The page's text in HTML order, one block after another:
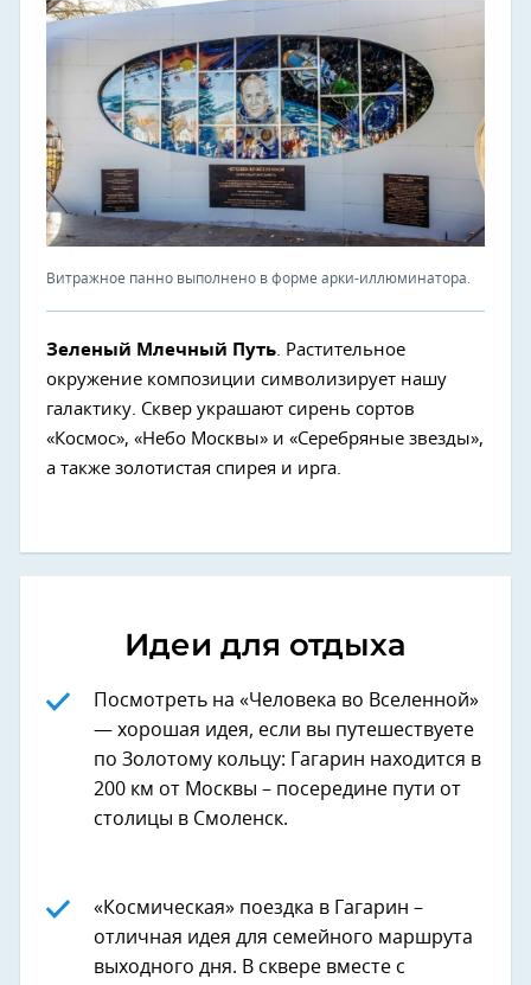
Витражное панно выполнено в форме арки-иллюминатора.
Зеленый Млечный Путь . Растительное
окружение композиции символизирует нашу
галактику. Сквер украшают сирень сортов
«Космос», «Небо Москвы» и «Серебряные звезды»,
а также золотистая спирея и ирга.
Идеи для отдыха
Посмотреть на «Человека во Вселенной»
— хорошая идея, если вы путешествуете
по Золотому кольцу: Гагарин находится в
200 км от Москвы – посередине пути от
столицы в Смоленск.
«Космическая» поездка в Гагарин –
отличная идея для семейного маршрута
выходного дня. В сквере вместе с